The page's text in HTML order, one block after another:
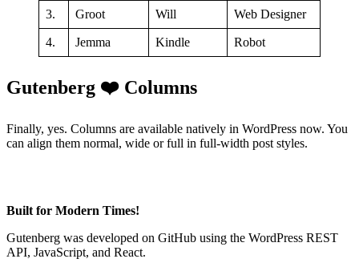
3. Groot Will Web Designer
4. Jemma Kindle Robot
Gutenberg ❤️ Columns
Finally, yes. Columns are available natively in WordPress now. You
can align them normal, wide or full in full-width post styles.
Built for Modern Times!
Gutenberg was developed on GitHub using the WordPress REST
API, JavaScript, and React.